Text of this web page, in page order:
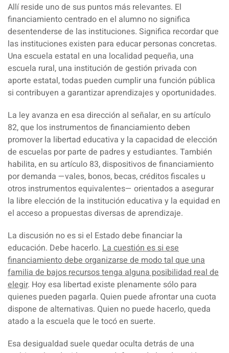
Allí reside uno de sus puntos más relevantes. El
financiamiento centrado en el alumno no significa
desentenderse de las instituciones. Significa recordar que
las instituciones existen para educar personas concretas.
Una escuela estatal en una localidad pequeña, una
escuela rural, una institución de gestión privada con
aporte estatal, todas pueden cumplir una función pública
si contribuyen a garantizar aprendizajes y oportunidades.
La ley avanza en esa dirección al señalar, en su artículo
82, que los instrumentos de financiamiento deben
promover la libertad educativa y la capacidad de elección
de escuelas por parte de padres y estudiantes. También
habilita, en su artículo 83,dispositivos de financiamiento
por demanda —vales, bonos, becas, créditos fiscales u
otros instrumentos equivalentes— orientados a asegurar
la libre elección de la institución educativa y la equidad en
el acceso a propuestas diversas de aprendizaje.
La discusión no es si el Estado debe financiar la
educación. Debe hacerlo. La cuestión es si ese
financiamiento debe organizarse de modo tal que una
familia de bajos recursos tenga alguna posibilidad real de
elegir. Hoy esa libertad existe plenamente sólo para
quienes pueden pagarla. Quien puede afrontar una cuota
dispone de alternativas. Quien no puede hacerlo, queda
atado a la escuela que le tocó en suerte.
Esa desigualdad suele quedar oculta detrás de una